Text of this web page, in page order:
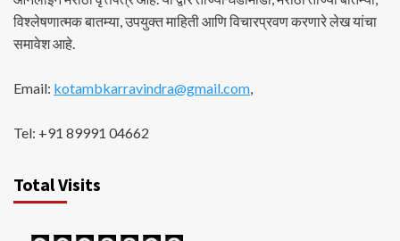
विश्लेषणात्मक बातम्या, उपयुक्त माहिती आणि विचारप्रवण करणारे लेख यांचा
समावेश आहे.
Email: kotambkarravindra@gmail.com,
Tel: +91 89991 04662
Total Visits